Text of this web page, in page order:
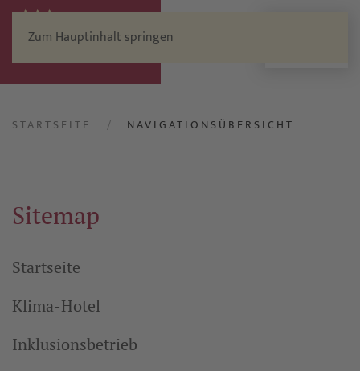
Zum Hauptinhalt springen
STARTSEITE NAVIGATIONSÜBERSICHT
Sitemap
Startseite
Klima-Hotel
Inklusionsbetrieb